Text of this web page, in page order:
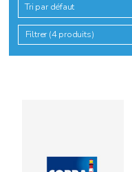
Tri par défaut
Filtrer (4 produits)